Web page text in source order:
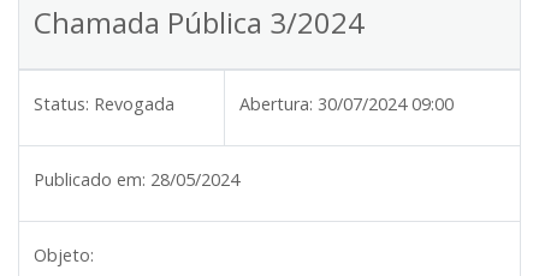
Chamada Pública 3/2024
Status: Revogada Abertura: 30/07/2024 09:00
Publicado em: 28/05/2024
Objeto: